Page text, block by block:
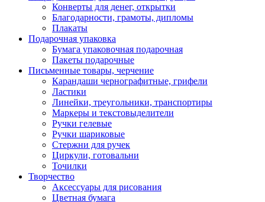
Конверты для денег, открытки
Благодарности, грамоты, дипломы
Плакаты
Подарочная упаковка
Бумага упаковочная подарочная
Пакеты подарочные
Письменные товары, черчение
Карандаши чернографитные, грифели
Ластики
Линейки, треугольники, транспортиры
Маркеры и текстовыделители
Ручки гелевые
Ручки шариковые
Стержни для ручек
Циркули, готовальни
Точилки
Творчество
Аксессуары для рисования
Цветная бумага